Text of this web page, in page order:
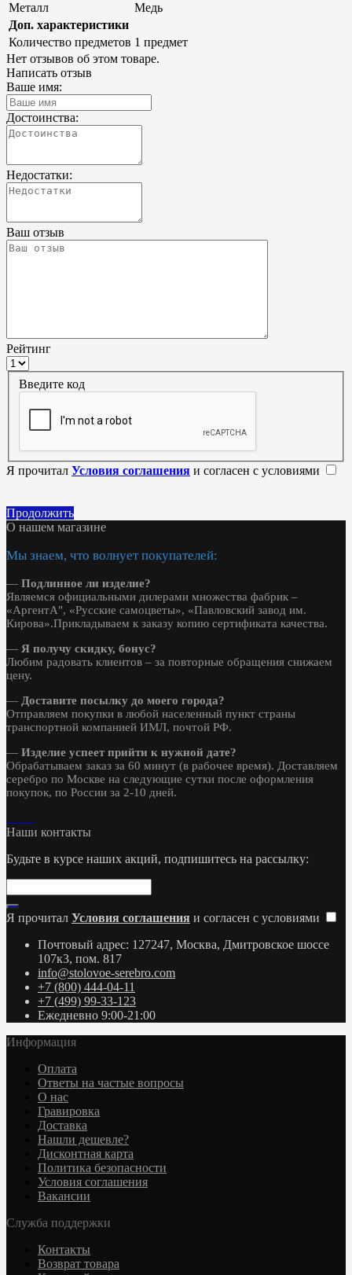
Металл
Медь
Доп. характеристики
Количество предметов 1 предмет
Нет отзывов об этом товаре.
Написать отзыв
Ваше имя:
Достоинства:
Недостатки:
Ваш отзыв
Рейтинг
Введите код
Я прочитал Условия соглашения и согласен с условиями
Продолжить
О нашем магазине
Мы знаем, что волнует покупателей:
— Подлинное ли изделие?
Являемся официальными дилерами множества фабрик –
«АргентА", «Русские самоцветы», «Павловский завод им.
Кирова».Прикладываем к заказу копию сертификата качества.
— Я получу скидку, бонус?
Любим радовать клиентов – за повторные обращения снижаем
цену.
— Доставите посылку до моего города?
Отправляем покупки в любой населенный пункт страны
транспортной компанией ИМЛ, почтой РФ.
— Изделие успеет прийти к нужной дате?
Обрабатываем заказ за 60 минут (в рабочее время). Доставляем
серебро по Москве на следующие сутки после оформления
покупок, по России за 2-10 дней.
Наши контакты
Будьте в курсе наших акций, подпишитесь на рассылку:
Я прочитал Условия соглашения и согласен с условиями
Почтовый адрес: 127247, Москва, Дмитровское шоссе
107к3, пом. 817
info@stolovoe-serebro.com
+7 (800) 444-04-11
+7 (499) 99-33-123
Ежедневно 9:00-21:00
Информация
Оплата
Ответы на частые вопросы
О нас
Гравировка
Доставка
Нашли дешевле?
Дисконтная карта
Политика безопасности
Условия соглашения
Вакансии
Служба поддержки
Контакты
Возврат товара